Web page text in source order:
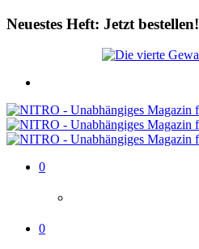
Neuestes Heft: Jetzt bestellen!
0
0